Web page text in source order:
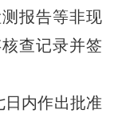
报告等非现
查记录并签
日内作出批准